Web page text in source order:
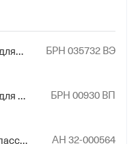
Пользование участками недр для целей геологического изучения и добычи подземных вод, используемых для питьевого водоснабжения населения или технологического обеспечения водой объектов промышленности
БРН 035732 ВЭ
Пользование участками недр для целей геологического изучения и добычи подземных вод, используемых для питьевого водоснабжения населения или технологического обеспечения водой объектов промышленности
БРН 00930 ВП
Деятельность по перевозкам пассажиров и иных лиц автобусами
АН 32-000564